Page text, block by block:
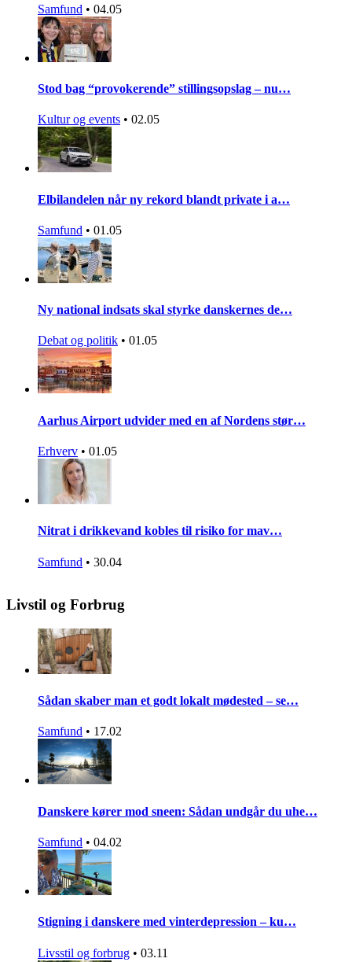
Samfund • 04.05
Stod bag “provokerende” stillingsopslag – nu…
Kultur og events • 02.05
Elbilandelen når ny rekord blandt private i a…
Samfund • 01.05
Ny national indsats skal styrke danskernes de…
Debat og politik • 01.05
Aarhus Airport udvider med en af Nordens stør…
Erhverv • 01.05
Nitrat i drikkevand kobles til risiko for mav…
Samfund • 30.04
Livstil og Forbrug
Sådan skaber man et godt lokalt mødested – se…
Samfund • 17.02
Danskere kører mod sneen: Sådan undgår du uhe…
Samfund • 04.02
Stigning i danskere med vinterdepression – ku…
Livsstil og forbrug • 03.11